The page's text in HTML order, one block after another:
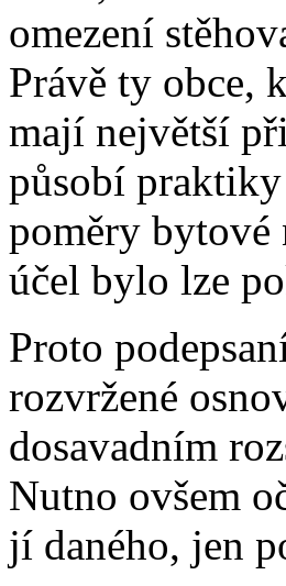
omezení
Právě ty obce,
mají největší
působí
poměry bytové
účel bylo lze
Proto
rozvržené
dosavadním
Nutno ovšem
jí daného, jen